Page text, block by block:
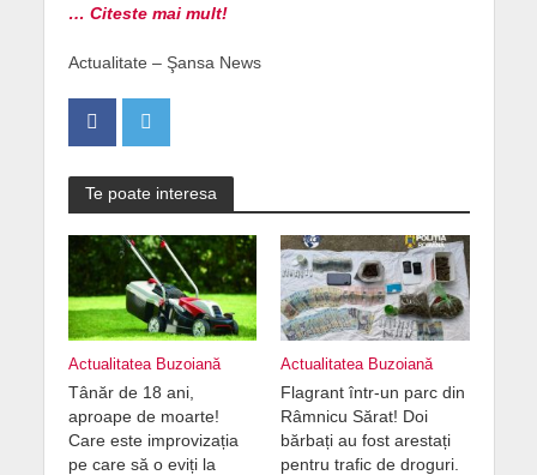
… Citeste mai mult!
Actualitate – Şansa News
Te poate interesa
Actualitatea Buzoiană
Tânăr de 18 ani,
aproape de moarte!
Care este improvizația
pe care să o eviți la
Actualitatea Buzoiană
Flagrant într-un parc din
Râmnicu Sărat! Doi
bărbați au fost arestați
pentru trafic de droguri.